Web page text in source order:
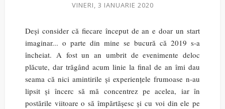
VINERI, 3 IANUARIE 2020
Deși consider că fiecare început de an e doar un start
imaginar... o parte din mine se bucură că 2019 s-a
încheiat. A fost un an umbrit de evenimente deloc
plăcute, dar trăgând acum linie la final de an îmi dau
seama că nici amintirile și experiențele frumoase n-au
lipsit și încerc să mă concentrez pe acelea, iar în
postările viitoare o să împărtășesc și cu voi din ele pe